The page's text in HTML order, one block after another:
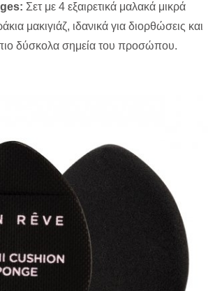
Σετ με 4 εξαιρετικά μαλακά μικρά
μακιγιάζ, ιδανικά για διορθώσεις και
δύσκολα σημεία του προσώπου.